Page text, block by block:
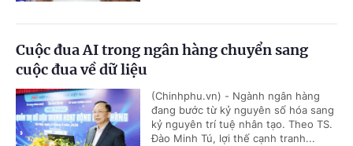
Cuộc đua AI trong ngân hàng chuyển sang
cuộc đua về dữ liệu
(Chinhphu.vn) - Ngành ngân hàng
đang bước từ kỷ nguyên số hóa sang
kỷ nguyên trí tuệ nhân tạo. Theo TS.
Đào Minh Tú, lợi thế cạnh tranh...